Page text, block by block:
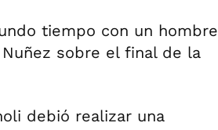
tiempo con un hombre
sobre el final de la
debió realizar una